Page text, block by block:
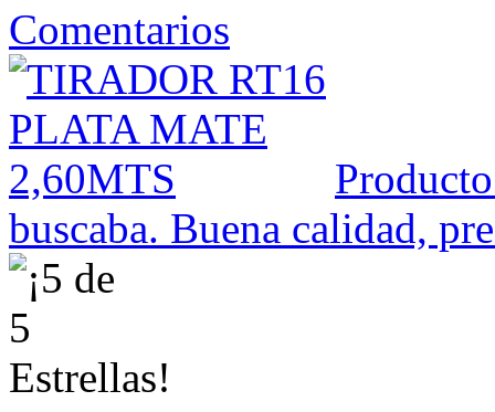
Comentarios
buscaba. Buena calidad,